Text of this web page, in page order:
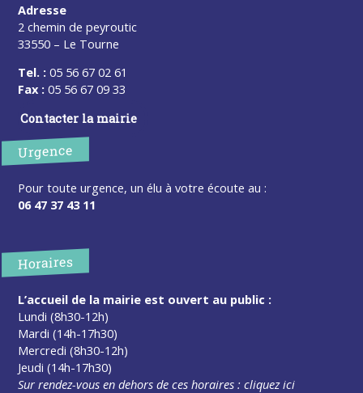
Adresse
2 chemin de peyroutic
33550 – Le Tourne
Tel. : 05 56 67 02 61
Fax : 05 56 67 09 33
Contacter la mairie
Urgence
Pour toute urgence, un élu à votre écoute au :
06 47 37 43 11
Horaires
L’accueil de la mairie est ouvert au public :
Lundi (8h30-12h)
Mardi (14h-17h30)
Mercredi (8h30-12h)
Jeudi (14h-17h30)
Sur rendez-vous en dehors de ces horaires :cliquez ici